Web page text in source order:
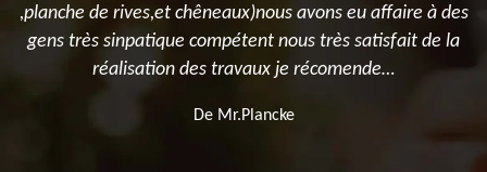
,planche de rives,et chêneaux)nous avons eu affaire à des
gens très sinpatique compétent nous très satisfait de la
réalisation des travaux je récomende…
De Mr.Plancke